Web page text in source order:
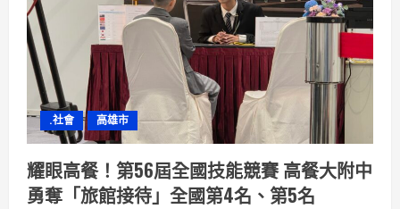
霧
台
跨
文
化
照
護
教
育
從
部
落
開
始
.社會 高雄市
耀眼高餐！第56屆全國技能競賽 高餐大附中
勇奪「旅館接待」全國第4名、第5名​